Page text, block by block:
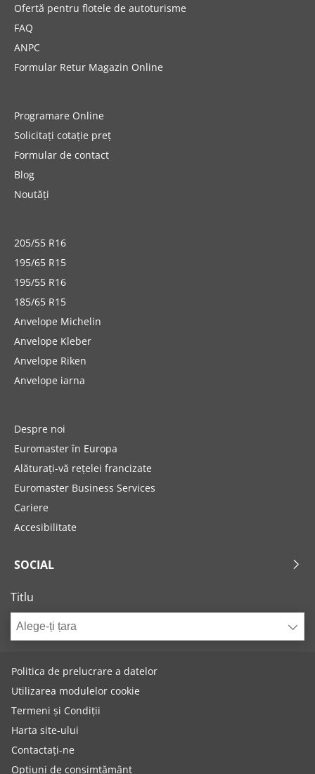
Ofertă pentru flotele de autoturisme
FAQ
ANPC
Formular Retur Magazin Online
Programare Online
Solicitați cotație preț
Formular de contact
Blog
Noutăți
205/55 R16
195/65 R15
195/55 R16
185/65 R15
Anvelope Michelin
Anvelope Kleber
Anvelope Riken
Anvelope iarna
Despre noi
Euromaster în Europa
Alăturați-vă rețelei francizate
Euromaster Business Services
Cariere
Accesibilitate
SOCIAL
Titlu
Alege-ți țara
Politica de prelucrare a datelor
Utilizarea modulelor cookie
Termeni și Condiții
Harta site-ului
Contactați-ne
Opțiuni de consimțământ